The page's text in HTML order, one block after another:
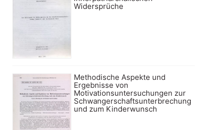
Widersprüche
Methodische Aspekte und
Ergebnisse von
Motivationsuntersuchungen zur
Schwangerschaftsunterbrechung
und zum Kinderwunsch